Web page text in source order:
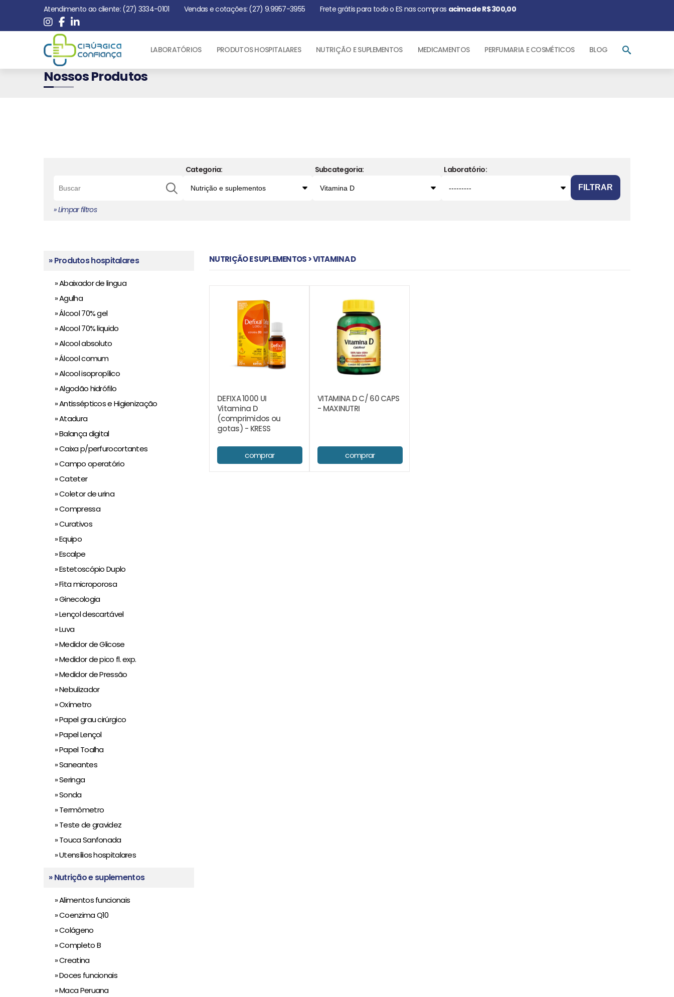
Atendimento ao cliente: (27) 3334-0101 Vendas e cotações: (27) 9.9957-3955 Frete grátis para todo o ES nas compras acima de R$ 300,00
LABORATÓRIOS PRODUTOS HOSPITALARES NUTRIÇÃO E SUPLEMENTOS MEDICAMENTOS PERFUMARIA E COSMÉTICOS BLOG
Nossos Produtos
Categoria: Subcategoria: Laboratório:
FILTRAR
» Limpar filtros
» Produtos hospitalares
» Abaixador de lingua
» Agulha
» Álcool 70% gel
» Alcool 70% liquido
» Alcool absoluto
» Álcool comum
» Alcool isopropílico
» Algodão hidrófilo
» Antissépticos e Higienização
» Atadura
» Balança digital
» Caixa p/perfurocortantes
» Campo operatório
» Cateter
» Coletor de urina
» Compressa
» Curativos
» Equipo
» Escalpe
» Estetoscópio Duplo
» Fita microporosa
» Ginecologia
» Lençol descartável
» Luva
» Medidor de Glicose
» Medidor de pico fl. exp.
» Medidor de Pressão
» Nebulizador
» Oxímetro
» Papel grau cirúrgico
» Papel Lençol
» Papel Toalha
» Saneantes
» Seringa
» Sonda
» Termômetro
» Teste de gravidez
» Touca Sanfonada
» Utensílios hospitalares
» Nutrição e suplementos
» Alimentos funcionais
» Coenzima Q10
» Colágeno
» Completo B
» Creatina
» Doces funcionais
» Maca Peruana
NUTRIÇÃO E SUPLEMENTOS > VITAMINA D
DEFIXA 1000 UI
Vitamina D
(comprimidos ou
gotas) - KRESS
comprar
VITAMINA D C/ 60 CAPS
- MAXINUTRI
comprar